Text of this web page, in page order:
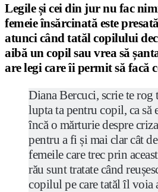
Legile și cei din jur nu fac
femeie însărcinată este
atunci când tatăl copilului
aibă un copil sau vrea să
are legi care îi permit să facă
Diana Bercuci, scrie te rog
lupta ta pentru copil, ca să
încă o mărturie despre
pentru a fi și mai clar cât
femeile care trec prin
rău sunt tratate când
copilul pe care tatăl îl voia